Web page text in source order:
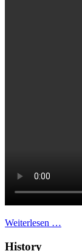
Weiterlesen …
History